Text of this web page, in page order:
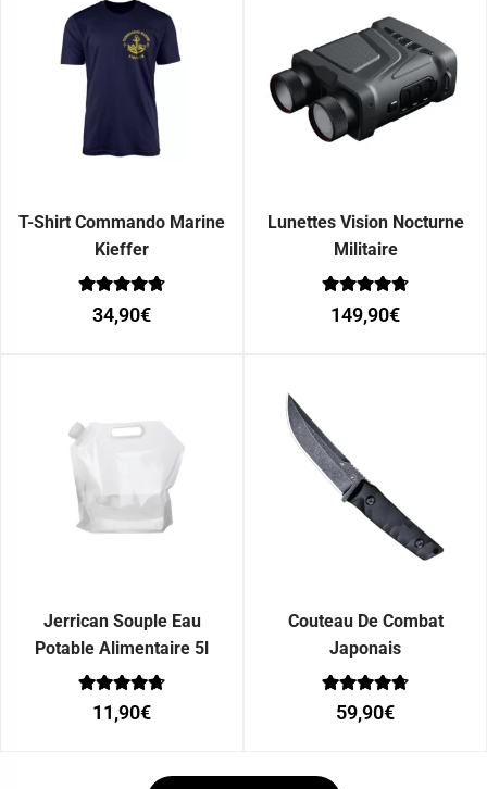
T-Shirt Commando Marine
Kieffer
Note
0
34,90€
Lunettes Vision Nocturne
Militaire
Note
0
149,90€
Jerrican Souple Eau
Potable Alimentaire 5l
Note
0
11,90€
Couteau De Combat
Japonais
Note
0
59,90€